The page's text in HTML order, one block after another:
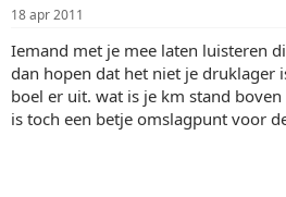
18 apr 2011
Iemand met je mee laten luisteren
dan hopen dat het niet je druklager
boel er uit. wat is je km stand
is toch een betje omslagpunt voor